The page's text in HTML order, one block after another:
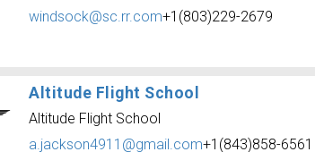
windsock@sc.rr.com+1(803)229-2679
Altitude Flight School
Altitude Flight School
a.jackson4911@gmail.com+1(843)858-6561